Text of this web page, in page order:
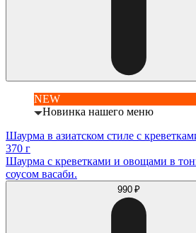
NEW
Новинка нашего меню
Шаурма в азиатском стиле с
370 г
Шаурма с креветками и овощами в
соусом васаби.
990 ₽